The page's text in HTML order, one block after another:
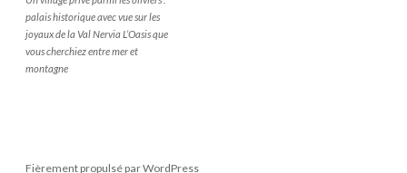
palais historique avec vue sur les
joyaux de la Val Nervia L’Oasis que
vous cherchiez entre mer et
montagne
Fièrement propulsé par WordPress